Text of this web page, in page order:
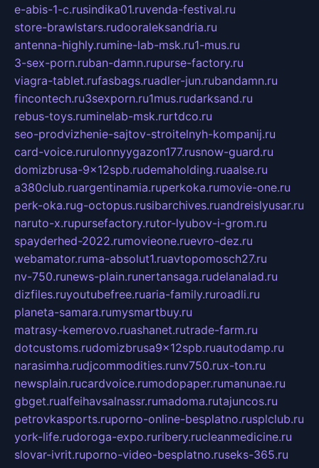
e-abis-1-c.rusindika01.ruvenda-festival.ru
store-brawlstars.rudooraleksandria.ru
antenna-highly.rumine-lab-msk.ru1-mus.ru
3-sex-porn.ruban-damn.rupurse-factory.ru
viagra-tablet.rufasbags.ruadler-jun.rubandamn.ru
fincontech.ru3sexporn.ru1mus.rudarksand.ru
rebus-toys.ruminelab-msk.rurtdco.ru
seo-prodvizhenie-sajtov-stroitelnyh-kompanij.ru
card-voice.rurulonnyygazon177.rusnow-guard.ru
domizbrusa-9x12spb.rudemaholding.ruaalse.ru
a380club.ruargentinamia.ruperkoka.rumovie-one.ru
perk-oka.rug-octopus.rusibarchives.ruandreislyusar.ru
naruto-x.rupursefactory.rutor-lyubov-i-grom.ru
spayderhed-2022.rumovieone.ruevro-dez.ru
webamator.ruma-absolut1.ruavtopomosch27.ru
nv-750.runews-plain.runertansaga.rudelanalad.ru
dizfiles.ruyoutubefree.ruaria-family.ruroadli.ru
planeta-samara.rumysmartbuy.ru
matrasy-kemerovo.ruashanet.rutrade-farm.ru
dotcustoms.rudomizbrusa9x12spb.ruautodamp.ru
narasimha.rudjcommodities.runv750.rux-ton.ru
newsplain.rucardvoice.rumodopaper.rumanunae.ru
gbget.rualfeihavsalnassr.rumadoma.rutajuncos.ru
petrovkasports.ruporno-online-besplatno.rusplclub.ru
york-life.rudoroga-expo.ruribery.rucleanmedicine.ru
slovar-ivrit.ruporno-video-besplatno.ruseks-365.ru